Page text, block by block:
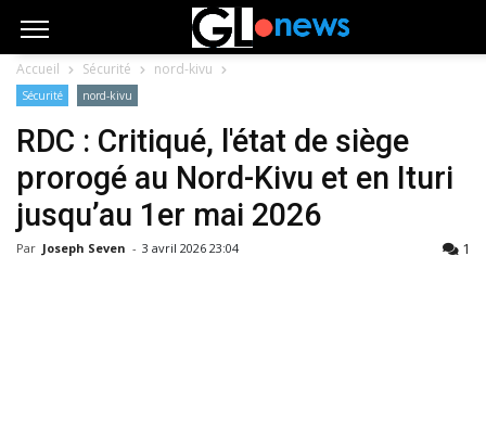
Accueil Sécurité nord-kivu
Sécurité nord-kivu
RDC : Critiqué, l'état de siège
prorogé au Nord-Kivu et en Ituri
jusqu’au 1er mai 2026
Par Joseph Seven - 3 avril 2026 23:04 1